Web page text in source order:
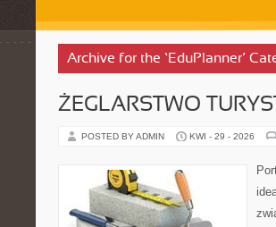
Archive for the ‘EduPlanner’
ŻEGLARSTWO
POSTED BY ADMIN KWI - 29 - 2026